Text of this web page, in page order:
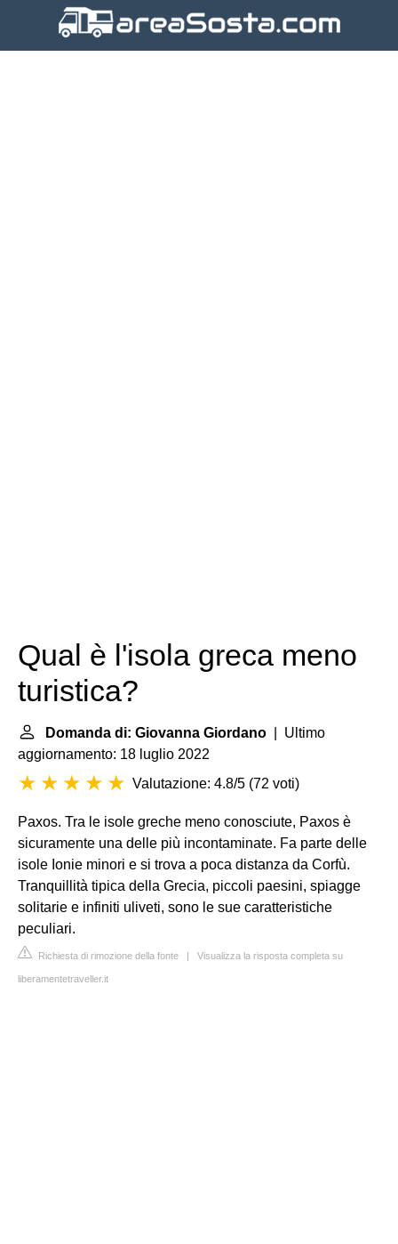
Qual è l'isola greca meno
turistica?
Domanda di: Giovanna Giordano | Ultimo
aggiornamento: 18 luglio 2022
Valutazione: 4.8/5 (72 voti)
Paxos. Tra le isole greche meno conosciute, Paxos è
sicuramente una delle più incontaminate. Fa parte delle
isole Ionie minori e si trova a poca distanza da Corfù.
Tranquillità tipica della Grecia, piccoli paesini, spiagge
solitarie e infiniti uliveti, sono le sue caratteristiche
peculiari.
Richiesta di rimozione della fonte | Visualizza la risposta completa su
liberamentetraveller.it